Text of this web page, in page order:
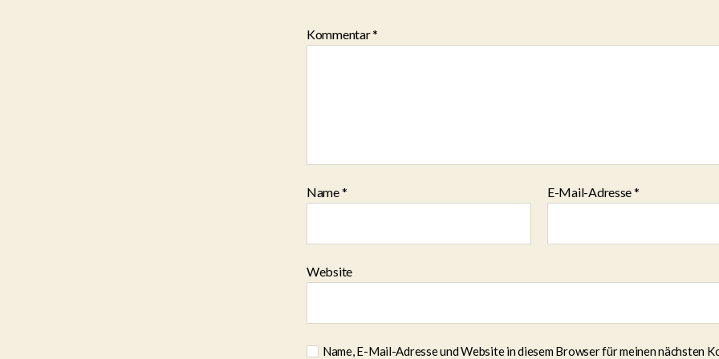
Kommentar*
Name* E-Mail-Adresse*
Website
Name, E-Mail-Adresse und Website in diesem Browser für meinen nächsten